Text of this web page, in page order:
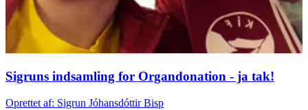
Sigruns indsamling for Organdonation - ja tak!
Oprettet af: Sigrun Jóhansdóttir Bisp